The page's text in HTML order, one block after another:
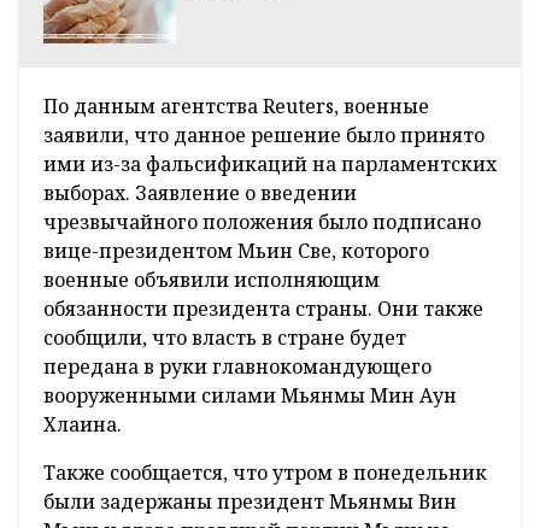
По данным агентства Reuters, военные
заявили, что данное решение было принято
ими из-за фальсификаций на парламентских
выборах. Заявление о введении
чрезвычайного положения было подписано
вице-президентом Мьин Све, которого
военные объявили исполняющим
обязанности президента страны. Они также
сообщили, что власть в стране будет
передана в руки главнокомандующего
вооруженными силами Мьянмы Мин Аун
Хлаина.
Также сообщается, что утром в понедельник
были задержаны президент Мьянмы Вин